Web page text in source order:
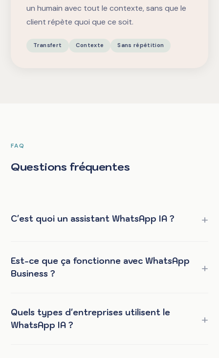
un humain avec tout le contexte, sans que le
client répète quoi que ce soit.
Transfert Contexte Sans répétition
FAQ
Questions fréquentes
C'est quoi un assistant WhatsApp IA ?
Est-ce que ça fonctionne avec WhatsApp
Business ?
Quels types d'entreprises utilisent le
WhatsApp IA ?